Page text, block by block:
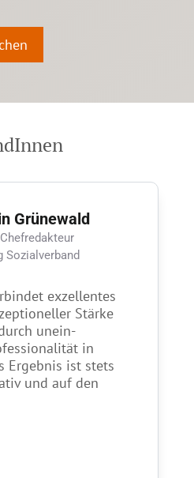
Grünewald
Sozialverband
exzellentes
Stärke
unein­
in
Ergebnis ist stets
und auf den